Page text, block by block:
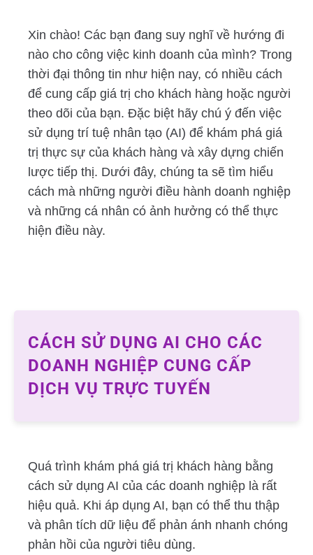
Xin chào! Các bạn đang suy nghĩ về hướng đi
nào cho công việc kinh doanh của mình? Trong
thời đại thông tin như hiện nay, có nhiều cách
để cung cấp giá trị cho khách hàng hoặc người
theo dõi của bạn. Đặc biệt hãy chú ý đến việc
sử dụng trí tuệ nhân tạo (AI) để khám phá giá
trị thực sự của khách hàng và xây dựng chiến
lược tiếp thị. Dưới đây, chúng ta sẽ tìm hiểu
cách mà những người điều hành doanh nghiệp
và những cá nhân có ảnh hưởng có thể thực
hiện điều này.
CÁCH SỬ DỤNG AI CHO CÁC
DOANH NGHIỆP CUNG CẤP
DỊCH VỤ TRỰC TUYẾN
Quá trình khám phá giá trị khách hàng bằng
cách sử dụng AI của các doanh nghiệp là rất
hiệu quả. Khi áp dụng AI, bạn có thể thu thập
và phân tích dữ liệu để phản ánh nhanh chóng
phản hồi của người tiêu dùng.